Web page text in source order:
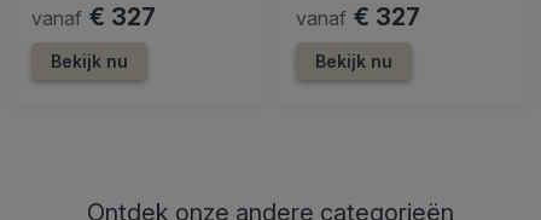
vanaf € 327
Bekijk nu
vanaf € 327
Bekijk nu
Ontdek onze andere categorieën